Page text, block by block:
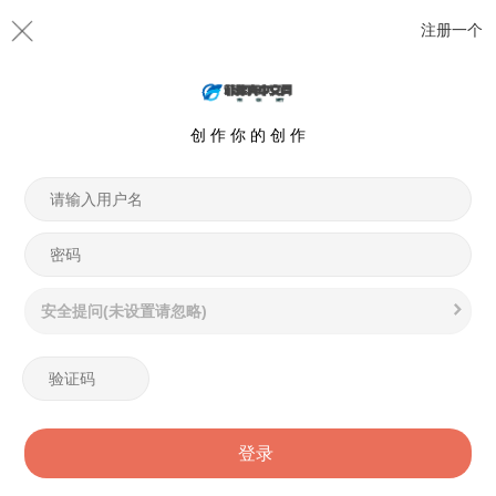
注册一个
创 作 你 的 创 作
安全提问(未设置请忽略)
登录